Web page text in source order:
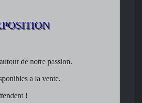
de notre passion.
a la vente.
!